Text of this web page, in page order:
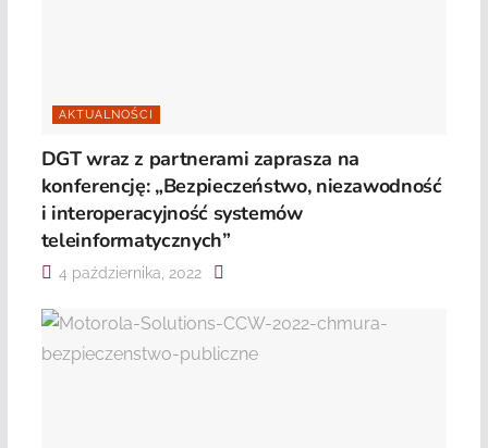
AKTUALNOŚCI
DGT wraz z partnerami zaprasza na
konferencję: „Bezpieczeństwo, niezawodność
i interoperacyjność systemów
teleinformatycznych”
4 października, 2022